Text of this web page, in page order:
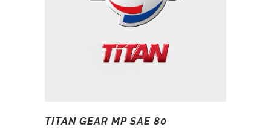
TITAN GEAR MP SAE 80